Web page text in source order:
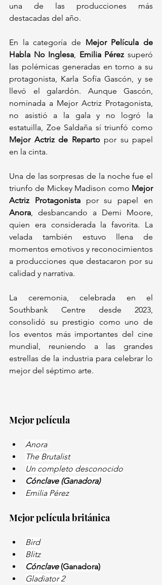
una de las producciones más
destacadas del año.
En la categoría de Mejor Película de
Habla No Inglesa, Emilia Pérez superó
las polémicas generadas en torno a su
protagonista, Karla Sofía Gascón, y se
llevó el galardón. Aunque Gascón,
nominada a Mejor Actriz Protagonista,
no asistió a la gala y no logró la
Mejor Actriz de Reparto por su papel
en la cinta.
Una de las sorpresas de la noche fue el
triunfo de Mickey Madison como Mejor
Actriz Protagonista
Anora, desbancando a Demi Moore,
quien era considerada la favorita. La
velada también estuvo llena de
momentos emotivos y reconocimientos
a producciones que destacaron por su
calidad y narrativa.
La ceremonia, celebrada en el
Southbank Centre desde 2023,
consolidó su prestigio como uno de
los eventos más importantes del cine
mundial, reuniendo a las grandes
estrellas de la industria para celebrar lo
mejor del séptimo arte.
Mejor película
Anora
The Brutalist
Un completo desconocido
Cónclave (Ganadora)
Emilia Pérez
Mejor película británica
Bird
Blitz
Cónclave (Ganadora)
Gladiator 2